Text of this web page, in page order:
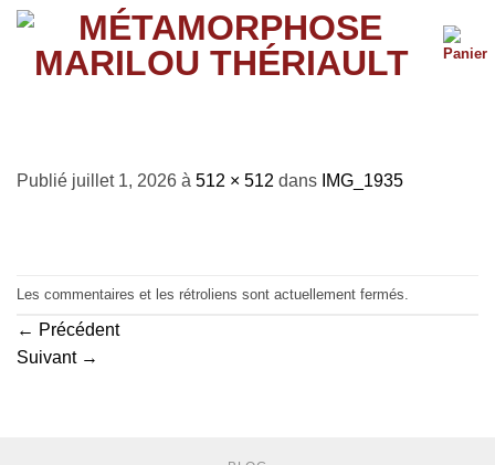
Passer
contenu
Publié juillet 1, 2026 à 512 × 512 dans IMG_1935
Les commentaires et les rétroliens sont actuellement fermés.
← Précédent
Suivant →